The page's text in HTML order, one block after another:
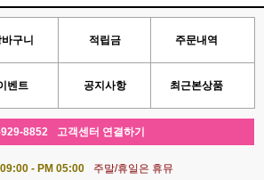
구니 적립금 주문내역
벤트 공지사항 최근본상품
8852 고객센터 연결하기
- PM 05:00 주말/휴일은 휴뮤